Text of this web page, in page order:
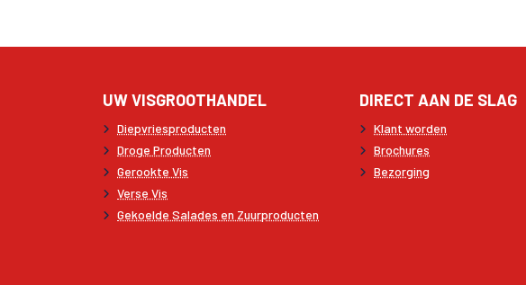
UW VISGROOTHANDEL
Diepvriesproducten
Droge Producten
Gerookte Vis
Verse Vis
Gekoelde Salades en Zuurproducten
DIRECT AAN DE SLAG
Klant worden
Brochures
Bezorging